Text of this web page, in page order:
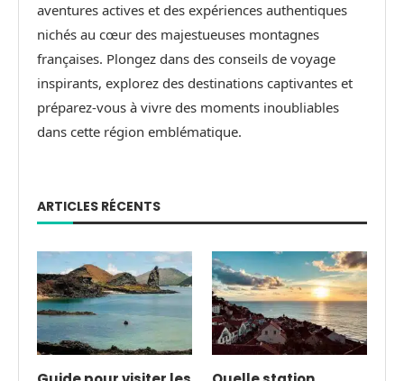
aventures actives et des expériences authentiques
nichés au cœur des majestueuses montagnes
françaises. Plongez dans des conseils de voyage
inspirants, explorez des destinations captivantes et
préparez-vous à vivre des moments inoubliables
dans cette région emblématique.
ARTICLES RÉCENTS